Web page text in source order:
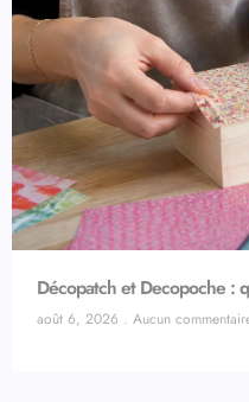
Décopatch et Decopoche :
août 6, 2026 Aucun